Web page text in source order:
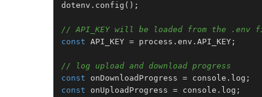
dotenv. config ();
// API_KEY will be loaded from the .env
const API_KEY = process. env . API_KEY ;
// log upload and download progress
const onDownloadProgress = console . log
const onUploadProgress = console . log